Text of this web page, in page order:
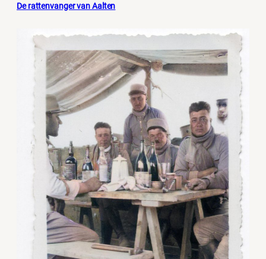
De rattenvanger van Aalten